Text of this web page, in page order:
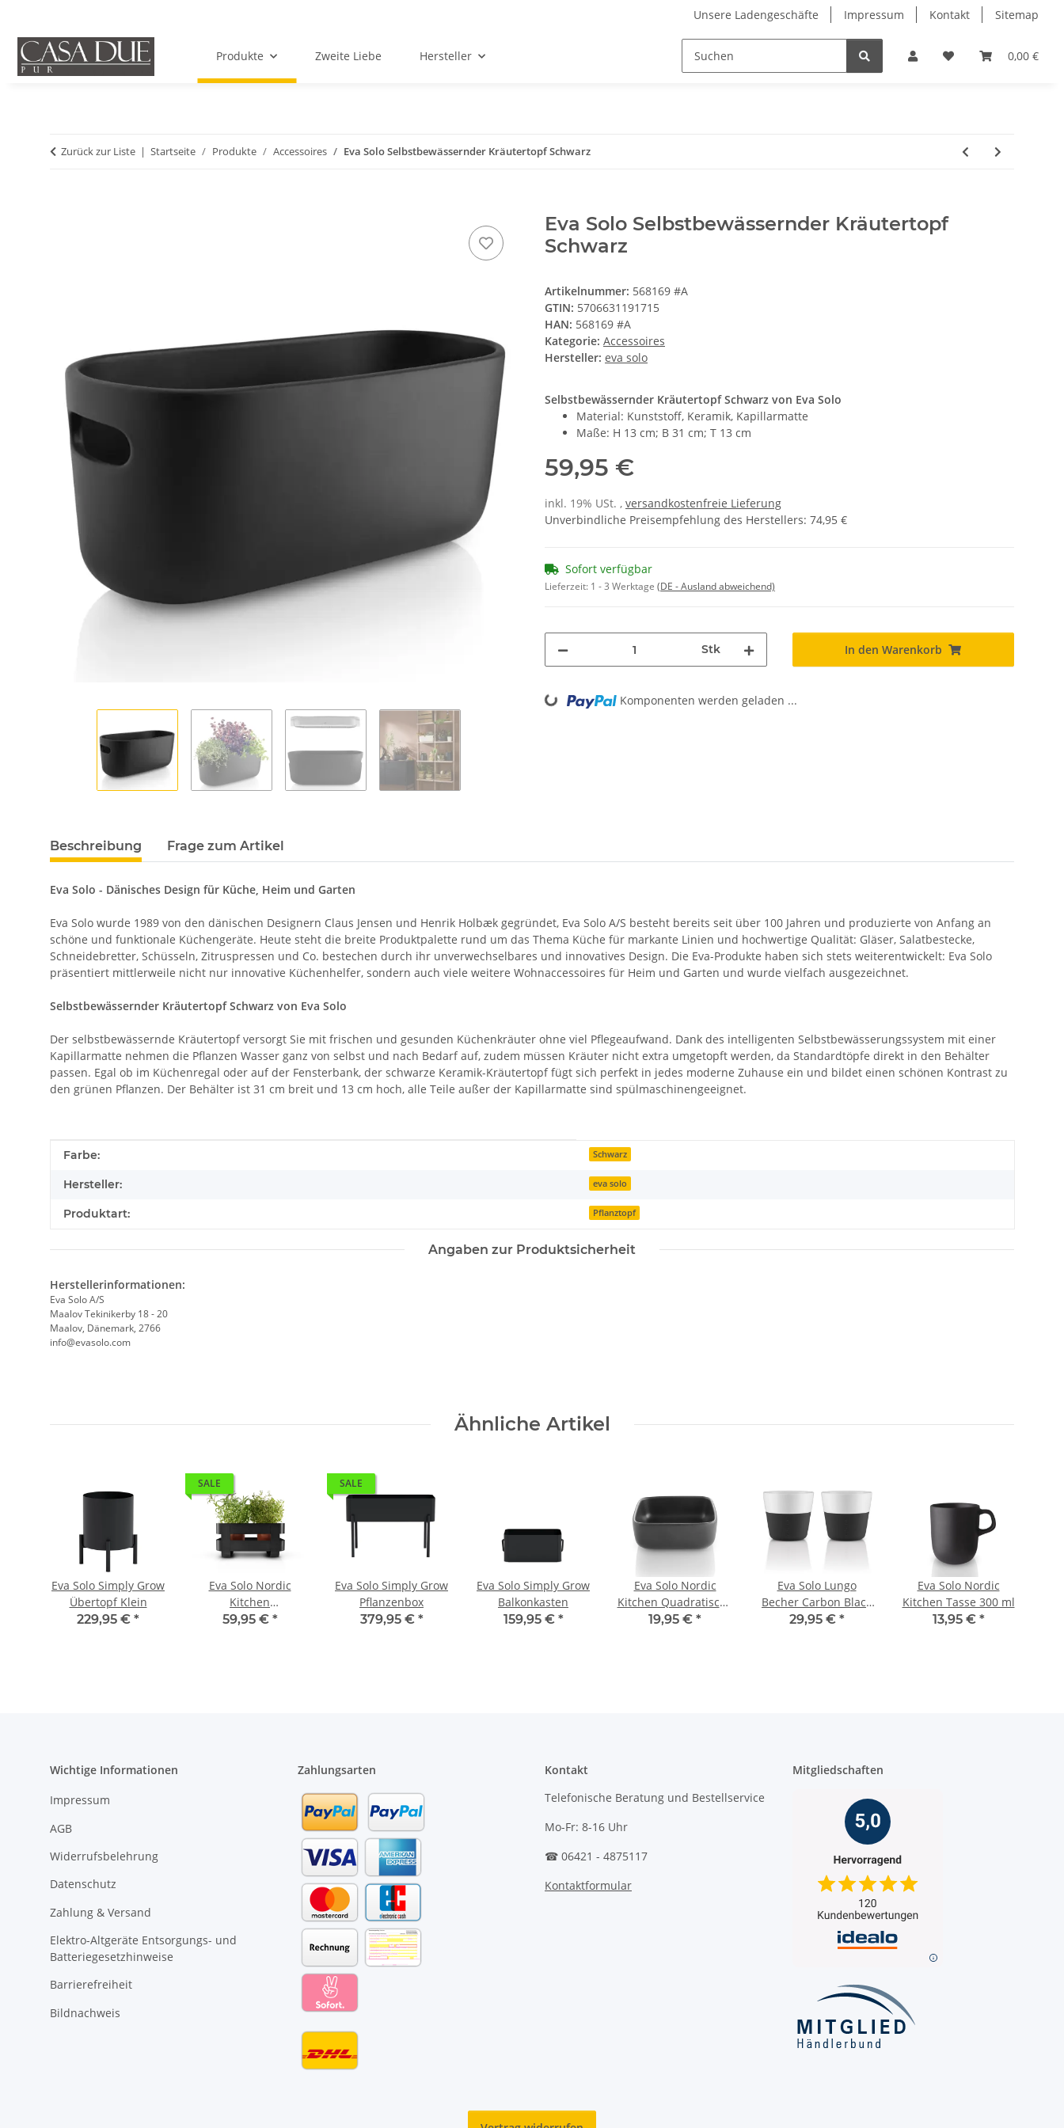
Unsere Ladengeschäfte Impressum Kontakt Sitemap
0,00 €
Produkte Zweite Liebe Hersteller
Zurück zur Liste Startseite Produkte Accessoires Eva Solo Selbstbewässernder Kräutertopf Schwarz
Eva Solo Selbstbewässernder Kräutertopf
Schwarz
Artikelnummer: 568169 #A
GTIN: 5706631191715
HAN: 568169 #A
Kategorie: Accessoires
Hersteller: eva solo
Selbstbewässernder Kräutertopf Schwarz von Eva Solo
Material: Kunststoff, Keramik, Kapillarmatte
Maße: H 13 cm; B 31 cm; T 13 cm
59,95 €
inkl. 19% USt. , versandkostenfreie Lieferung
Unverbindliche Preisempfehlung des Herstellers: 74,95 €
Sofort verfügbar
Lieferzeit: 1 - 3 Werktage (DE - Ausland abweichend)
Stk In den Warenkorb
Loading... Komponenten werden geladen ...
Beschreibung Frage zum Artikel
Eva Solo - Dänisches Design für Küche, Heim und Garten
Eva Solo wurde 1989 von den dänischen Designern Claus Jensen und Henrik Holbæk gegründet, Eva Solo A/S besteht bereits seit über 100 Jahren und produzierte von Anfang an
schöne und funktionale Küchengeräte. Heute steht die breite Produktpalette rund um das Thema Küche für markante Linien und hochwertige Qualität: Gläser, Salatbestecke,
Schneidebretter, Schüsseln, Zitruspressen und Co. bestechen durch ihr unverwechselbares und innovatives Design. Die Eva-Produkte haben sich stets weiterentwickelt: Eva Solo
präsentiert mittlerweile nicht nur innovative Küchenhelfer, sondern auch viele weitere Wohnaccessoires für Heim und Garten und wurde vielfach ausgezeichnet.
Selbstbewässernder Kräutertopf Schwarz von Eva Solo
Der selbstbewässernde Kräutertopf versorgt Sie mit frischen und gesunden Küchenkräuter ohne viel Pflegeaufwand. Dank des intelligenten Selbstbewässerungssystem mit einer
Kapillarmatte nehmen die Pflanzen Wasser ganz von selbst und nach Bedarf auf, zudem müssen Kräuter nicht extra umgetopft werden, da Standardtöpfe direkt in den Behälter
passen. Egal ob im Küchenregal oder auf der Fensterbank, der schwarze Keramik-Kräutertopf fügt sich perfekt in jedes moderne Zuhause ein und bildet einen schönen Kontrast zu
den grünen Pflanzen. Der Behälter ist 31 cm breit und 13 cm hoch, alle Teile außer der Kapillarmatte sind spülmaschinengeeignet.
Produkteigenschaft
Wert
Farbe: Schwarz
Hersteller: eva solo
Produktart: Pflanztopf
Angaben zur Produktsicherheit
Herstellerinformationen:
Eva Solo A/S
Maalov Tekinikerby 18 - 20
Maalov, Dänemark, 2766
info@evasolo.com
Ähnliche Artikel
Eva Solo Simply Grow
Übertopf Klein
229,95 € *
SALE
Eva Solo Nordic
Kitchen
Selbstbewässernder
59,95 € *
SALE
Eva Solo Simply Grow
Pflanzenbox
379,95 € *
Eva Solo Simply Grow
Balkonkasten
159,95 € *
Eva Solo Nordic
Kitchen Quadratische
Schale
19,95 € *
Eva Solo Lungo
Becher Carbon Black
2er Set
29,95 € *
Eva Solo Nordic
Kitchen Tasse 300 ml
13,95 € *
Wichtige Informationen
Impressum
AGB
Widerrufsbelehrung
Datenschutz
Zahlung & Versand
Elektro-Altgeräte Entsorgungs- und
Batteriegesetzhinweise
Barrierefreiheit
Bildnachweis
Zahlungsarten
Kontakt
Telefonische Beratung und Bestellservice
Mo-Fr: 8-16 Uhr
☎ 06421 - 4875117
Kontaktformular
Mitgliedschaften